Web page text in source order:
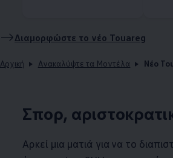
Διαμορφώστε το νέο Touareg
Αρχική Ανακαλύψτε τα Μοντέλα Νέο
Σπορ,
Αρκεί μια ματιά για να το